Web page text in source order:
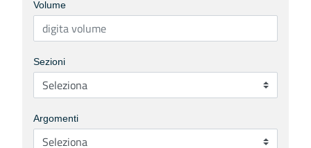
Volume
Sezioni
Argomenti